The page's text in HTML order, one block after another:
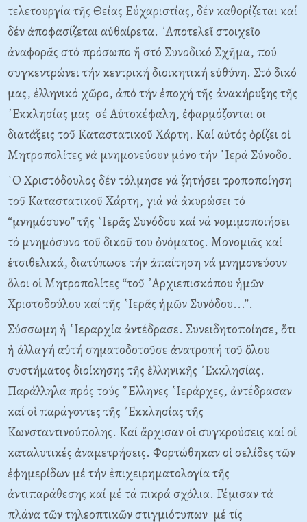
τελετουργία τῆς Θείας Εύχαριστίας, δέν καθορίζεται καί
δέν ἀποφασίζεται αὐθαίρετα. ᾿Αποτελεῖ στοιχεῖο
ἀναφορᾶς στό πρόσωπο ἤ στό Συνοδικό Σχῆμα, πού
συγκεντρώνει τήν κεντρική διοικητική εὐθύνη. Στό δικό
μας, ἑλληνικό χῶρο, ἀπό τήν ἐποχή τῆς ἀνακήρυξης τῆς
᾿Εκκλησίας μας σέ Αὐτοκέφαλη, ἐφαρμόζονται οι
διατάξεις τοῦ Καταστατικοῦ Χάρτη. Καί αὐτός ὁρίζει οἱ
Μητροπολίτες νά μνημονεύουν μόνο τήν ῾Ιερά Σύνοδο.
῾Ο Χριστόδουλος δέν τόλμησε νά ζητήσει τροποποίηση
τοῦ Καταστατικοῦ Χάρτη, γιά νά ἀκυρώσει τό
“μνημόσυνο” τῆς ῾Ιερᾶς Συνόδου καί νά νομιμοποιήσει
τό μνημόσυνο τοῦ δικοῦ του ὀνόματος. Μονομιᾶς καί
ἐτσιθελικά, διατύπωσε τήν ἀπαίτηση νά μνημονεύουν
ὅλοι οἱ Μητροπολίτες “τοῦ ᾿Αρχιεπισκόπου ἡμῶν
Χριστοδούλου καί τῆς ῾Ιερᾶς ἡμῶν Συνόδου...”.
Σύσσωμη ἡ ῾Ιεραρχία ἀντέδρασε. Συνειδητοποίησε, ὅτι
ἡ ἀλλαγή αὐτή σηματοδοτοῦσε ἀνατροπή τοῦ ὅλου
συστήματος διοίκησης τῆς ἑλληνικῆς ᾿Εκκλησίας.
Παράλληλα πρός τούς ῞Ελληνες ῾Ιεράρχες, ἀντέδρασαν
καί οἱ παράγοντες τῆς ᾿Εκκλησίας τῆς
Κωνσταντινούπολης. Καί ἄρχισαν οἱ συγκρούσεις καί οἱ
καταλυτικές ἀναμετρήσεις. Φορτώθηκαν οἱ σελίδες τῶν
ἐφημερίδων μέ τήν ἐπιχειρηματολογία τῆς
ἀντιπαράθεσης καί μέ τά πικρά σχόλια. Γέμισαν τά
πλάνα τῶν τηλεοπτικῶν στιγμιότυπων μέ τίς